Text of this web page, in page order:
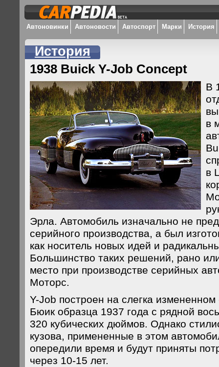
Автоновинки Автоновости Автоспорт Марки История
История
1938 Buick Y-Job Concept
В
в
в
Эрла. Автомобиль изначально не
серийного производства, а был
как носитель новых идей и
Большинство таких решений, рано
место при производстве серийных
Моторс.
Y-Job построен на слегка
Бюик образца 1937 года с рядной
320 кубических дюймов. Однако
кузова, примененные в этом
опередили время и будут приняты
через 10-15 лет.